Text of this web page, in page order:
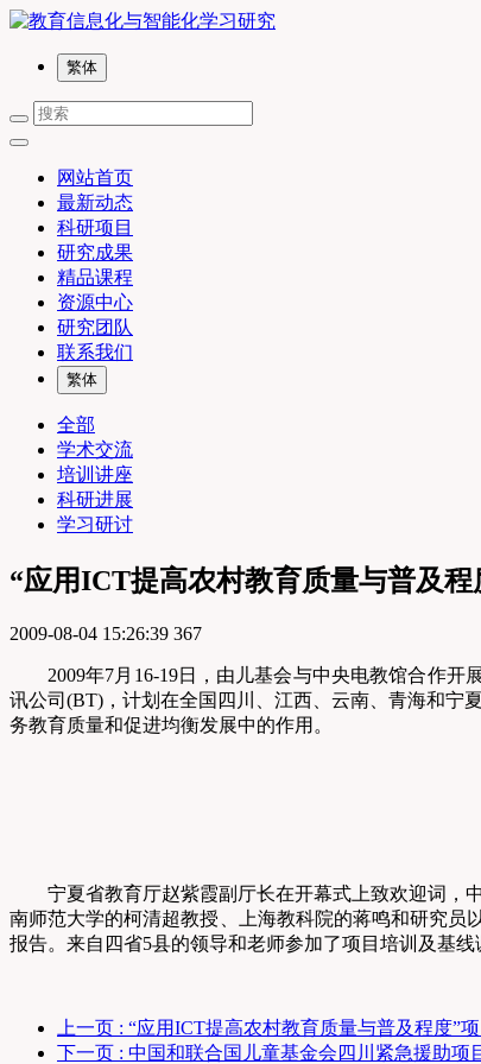
繁体
网站首页
最新动态
科研项目
研究成果
精品课程
资源中心
研究团队
联系我们
繁体
全部
学术交流
培训讲座
科研进展
学习研讨
“应用ICT提高农村教育质量与普及程
2009-08-04 15:26:39 367
2009年7月16-19日，由儿基会与中央电教馆合作
讯公司(BT)，计划在全国四川、江西、云南、青海和宁
务教育质量和促进均衡发展中的作用。
宁夏省教育厅赵紫霞副厅长在开幕式上致欢迎词，
南师范大学的柯清超教授、上海教科院的蒋鸣和研究员
报告。来自四省5县的领导和老师参加了项目培训及基线
上一页 : “应用ICT提高农村教育质量与普及程度”
下一页 : 中国和联合国儿童基金会四川紧急援助项